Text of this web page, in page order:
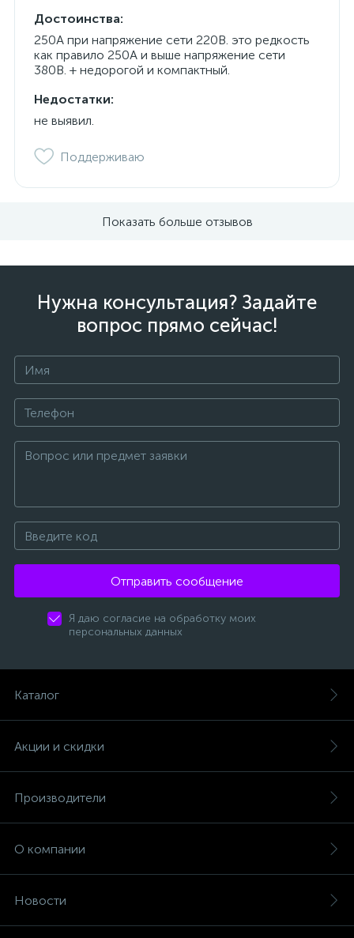
Достоинства:
250А при напряжение сети 220В. это редкость
как правило 250А и выше напряжение сети
380В. + недорогой и компактный.
Недостатки:
не выявил.
Поддерживаю
Показать больше отзывов
Нужна консультация? Задайте
вопрос прямо сейчас!
Отправить сообщение
Я даю согласие на обработку моих
персональных данных
Каталог
Акции и скидки
Производители
О компании
Новости